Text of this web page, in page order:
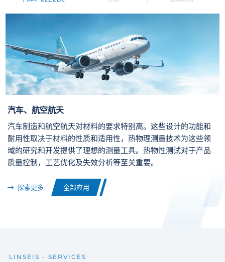
汽车、航空航天
汽车制造和航空航天对材料的要求特别高。这些设计的功能和
耐用性取决于材料的性质和适用性，热物理测量技术为这些领
域的研究和开发提供了理想的测量工具。热物性测试对于产品
质量控制，工艺优化及失效分析等至关重要。
探索更多
全部应用
探索更多
全部应用
探索更多 全部应用
探索更多 全部应用
探索更多 全部应用
探索更多 全部应用
探索更多 全部应用
探索更多 全部应用
探索更多 全部应用
探索更多 全部应用
探索更多 全部应用
探索更多 全部应用
探索更多 全部应用
探索更多 全部应用
LINSEIS - SERVICES